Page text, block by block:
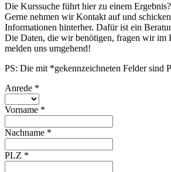
Die Kurssuche führt hier zu einem
Gerne nehmen wir Kontakt auf und
Informationen hinterher. Dafür ist ein
Die Daten, die wir benötigen, fragen wir im
melden uns umgehend!
PS: Die mit *gekennzeichneten Felder sind
Anrede *
Vorname *
Nachname *
PLZ *